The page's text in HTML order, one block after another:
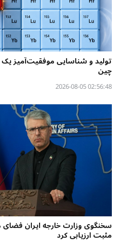
تولید و شناسایی موفقیت‌آمیز
چین
02:56:48 2026-08-05
سخنگوی وزارت خارجه ایران فضای
مثبت ارزیابی کرد